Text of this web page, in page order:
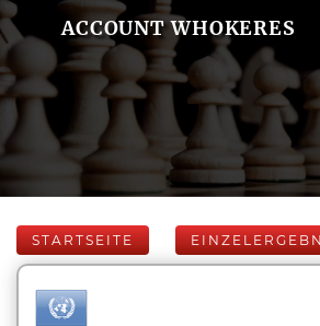
ACCOUNT WHOKERES
STARTSEITE